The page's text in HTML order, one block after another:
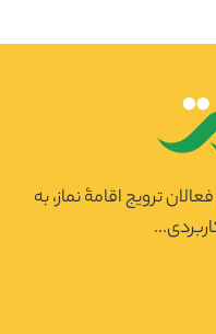
ترویج اقامۀ نماز، به